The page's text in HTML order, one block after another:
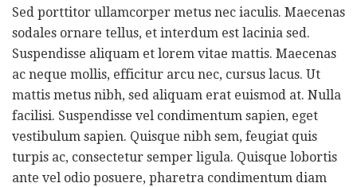
Sed porttitor ullamcorper metus nec iaculis. Maecenas
sodales ornare tellus, et interdum est lacinia sed.
Suspendisse aliquam et lorem vitae mattis. Maecenas
ac neque mollis, efficitur arcu nec, cursus lacus. Ut
mattis metus nibh, sed aliquam erat euismod at. Nulla
facilisi. Suspendisse vel condimentum sapien, eget
vestibulum sapien. Quisque nibh sem, feugiat quis
turpis ac, consectetur semper ligula. Quisque lobortis
ante vel odio posuere, pharetra condimentum diam